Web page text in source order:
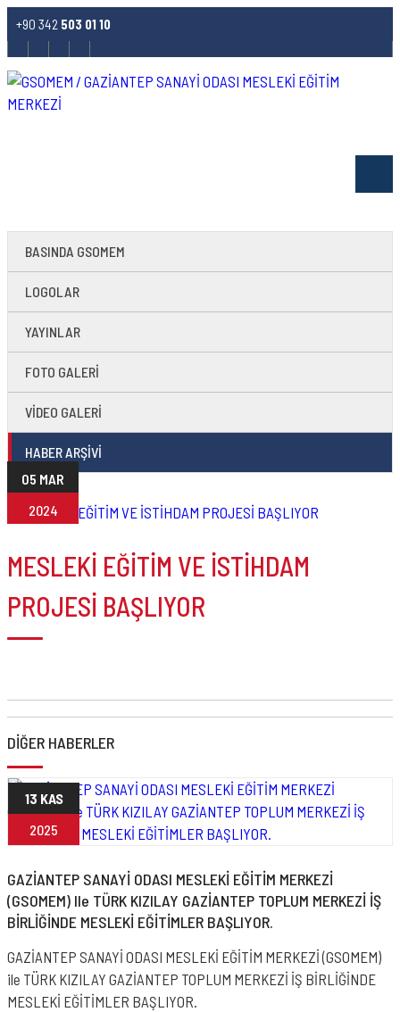
+90 342 503 01 10
BASINDA GSOMEM
LOGOLAR
YAYINLAR
FOTO GALERİ
VİDEO GALERİ
HABER ARŞİVİ
05 MAR
2024
MESLEKİ EĞİTİM VE İSTİHDAM
PROJESİ BAŞLIYOR
DİĞER HABERLER
13 KAS
2025
GAZİANTEP SANAYİ ODASI MESLEKİ EĞİTİM MERKEZİ
(GSOMEM) Ile TÜRK KIZILAY GAZİANTEP TOPLUM MERKEZİ İŞ
BİRLİĞİNDE MESLEKİ EĞİTİMLER BAŞLIYOR.
GAZİANTEP SANAYİ ODASI MESLEKİ EĞİTİM MERKEZİ (GSOMEM)
ile TÜRK KIZILAY GAZİANTEP TOPLUM MERKEZİ İŞ BİRLİĞİNDE
MESLEKİ EĞİTİMLER BAŞLIYOR.